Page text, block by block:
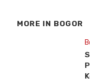
MORE IN BOGOR